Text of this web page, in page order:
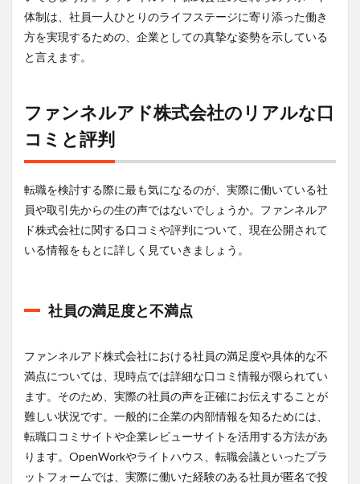
体制は、社員一人ひとりのライフステージに寄り添った働き
方を実現するための、企業としての真摯な姿勢を示している
と言えます。
ファンネルアド株式会社のリアルな口
コミと評判
転職を検討する際に最も気になるのが、実際に働いている社
員や取引先からの生の声ではないでしょうか。ファンネルア
ド株式会社に関する口コミや評判について、現在公開されて
いる情報をもとに詳しく見ていきましょう。
社員の満足度と不満点
ファンネルアド株式会社における社員の満足度や具体的な不
満点については、現時点では詳細な口コミ情報が限られてい
ます。そのため、実際の社員の声を正確にお伝えすることが
難しい状況です。一般的に企業の内部情報を知るためには、
転職口コミサイトや企業レビューサイトを活用する方法があ
ります。OpenWorkやライトハウス、転職会議といったプラ
ットフォームでは、実際に働いた経験のある社員が匿名で投